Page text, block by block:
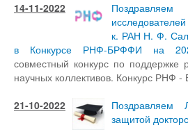
14-11-2022
к. РАН Н. Ф.
в Конкурсе РНФ-БРФФИ на
совместный конкурс по поддержке
научных коллективов. Конкурс РНФ
21-10-2022
Поздравляем
защитой